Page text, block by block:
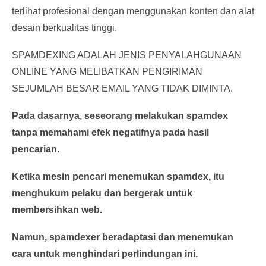
terlihat profesional dengan menggunakan konten dan alat
desain berkualitas tinggi.
SPAMDEXING ADALAH JENIS PENYALAHGUNAAN
ONLINE YANG MELIBATKAN PENGIRIMAN
SEJUMLAH BESAR EMAIL YANG TIDAK DIMINTA.
Pada dasarnya, seseorang melakukan spamdex
tanpa memahami efek negatifnya pada hasil
pencarian.
Ketika mesin pencari menemukan spamdex, itu
menghukum pelaku dan bergerak untuk
membersihkan web.
Namun, spamdexer beradaptasi dan menemukan
cara untuk menghindari perlindungan ini.